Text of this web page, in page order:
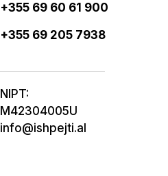
+355 69 60 61 900
+355 69 205 7938
NIPT:
M42304005U
info@ishpejti.al